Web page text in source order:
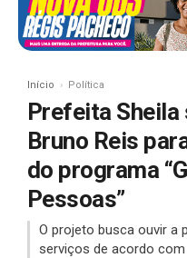
Início Política
Prefeita Sheila
Bruno Reis
do programa
Pessoas”
O projeto busca ouvir a
serviços de acordo